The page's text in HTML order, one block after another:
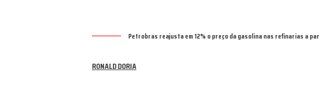
Petrobras reajusta em 12% o preço da gasolina nas refinarias a
RONALD DORIA